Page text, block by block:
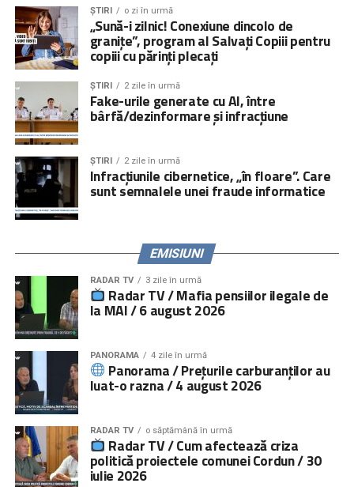
socială şi îndrumare juridică pentru adulți).
Peste000 de persoane, părinți, copii și specialiști, au
fost informate cu privire la impactul negativ pe care
plecarea părinților îl are asupra copiilor rămași acasă şi la
obligațiile ce le revin părinților la părăsirea țării prin
activități directe, iar peste5.000.000 de persoane
campanii media și online.
Serviciile de consiliere psihologică și juridică pot fi
accesate prin linia telefonică021.224.24.52
platforma
www.copiisinguriacasa.ro.
Comunicat „Salvați Copiii” România
ȘTIRI o zi în urmă
„Sună-i zilnic! Conexiune dincolo de
granițe”, program al Salvați Copiii pentru
copiii cu părinți plecați
ȘTIRI 2 zile în urmă
Fake-urile generate cu AI, între
bârfă/dezinformare și infracțiune
ȘTIRI 2 zile în urmă
Infracțiunile cibernetice, „în floare”. Care
sunt semnalele unei fraude informatice
EMISIUNI
RADAR TV 3 zile în urmă
Radar TV / Mafia pensiilor ilegale de
la MAI / 6 august 2026
PANORAMA 4 zile în urmă
Panorama / Prețurile carburanților au
luat-o razna / 4 august 2026
RADAR TV o săptămână în urmă
Radar TV / Cum afectează criza
politică proiectele comunei Cordun / 30
iulie 2026